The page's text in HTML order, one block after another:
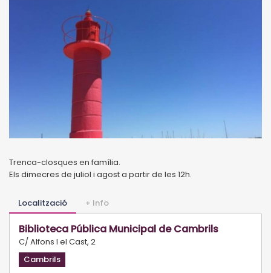
Trenca-closques en família.
Els dimecres de juliol i agost a partir de les 12h.
Localització + Info
Biblioteca Pública Municipal de Cambrils
C/ Alfons I el Cast, 2
Cambrils